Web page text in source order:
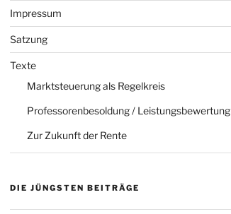
Impressum
Satzung
Texte
Marktsteuerung als Regelkreis
Professorenbesoldung / Leistungsbewertung
Zur Zukunft der Rente
DIE JÜNGSTEN BEITRÄGE